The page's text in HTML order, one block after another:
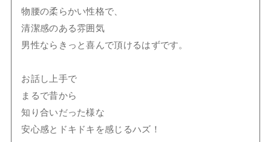
物腰の柔らかい性格で、
清潔感のある雰囲気
男性ならきっと喜んで頂けるはずです。
お話し上手で
まるで昔から
知り合いだった様な
安心感とドキドキを感じるハズ！